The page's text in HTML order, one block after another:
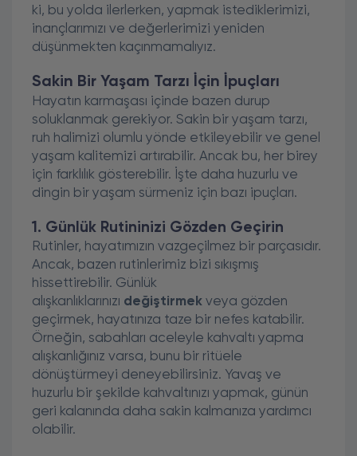
ki, bu yolda ilerlerken, yapmak istediklerimizi,
inançlarımızı ve değerlerimizi yeniden
düşünmekten kaçınmamalıyız.
Sakin Bir Yaşam Tarzı İçin İpuçları
Hayatın karmaşası içinde bazen durup
soluklanmak gerekiyor. Sakin bir yaşam tarzı,
ruh halimizi olumlu yönde etkileyebilir ve genel
yaşam kalitemizi artırabilir. Ancak bu, her birey
için farklılık gösterebilir. İşte daha huzurlu ve
dingin bir yaşam sürmeniz için bazı ipuçları.
1. Günlük Rutininizi Gözden Geçirin
Rutinler, hayatımızın vazgeçilmez bir parçasıdır.
Ancak, bazen rutinlerimiz bizi sıkışmış
hissettirebilir. Günlük
alışkanlıklarınızı değiştirmek veya gözden
geçirmek, hayatınıza taze bir nefes katabilir.
Örneğin, sabahları aceleyle kahvaltı yapma
alışkanlığınız varsa, bunu bir ritüele
dönüştürmeyi deneyebilirsiniz. Yavaş ve
huzurlu bir şekilde kahvaltınızı yapmak, günün
geri kalanında daha sakin kalmanıza yardımcı
olabilir.